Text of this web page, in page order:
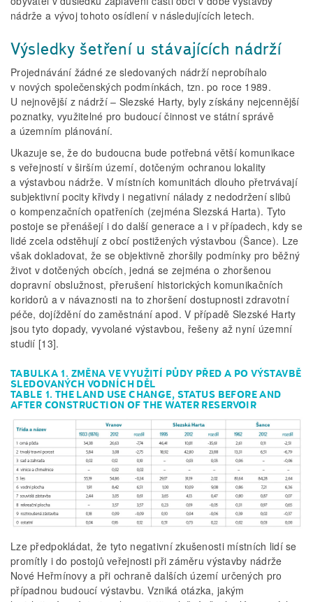
nádrže a vývoj tohoto osídlení v následujících letech.
Výsledky šetření u stávajících nádrží
Projednávání žádné ze sledovaných nádrží neprobíhalo
v nových společenských podmínkách, tzn. po roce 1989.
U nejnovější z nádrží – Slezské Harty, byly získány nejcennější
poznatky, využitelné pro budoucí činnost ve státní správě
a územním plánování.
Ukazuje se, že do budoucna bude potřebná větší komunikace
s veřejností v širším území, dotčeným ochranou lokality
a výstavbou nádrže. V místních komunitách dlouho přetrvávají
subjektivní pocity křivdy i negativní nálady z nedodržení slibů
o kompenzačních opatřeních (zejména Slezská Harta). Tyto
postoje se přenášejí i do další generace a i v případech, kdy se
lidé zcela odstěhují z obcí postižených výstavbou (Šance). Lze
však dokladovat, že se objektivně zhoršily podmínky pro běžný
život v dotčených obcích, jedná se zejména o zhoršenou
dopravní obslužnost, přerušení historických komunikačních
koridorů a v návaznosti na to zhoršení dostupnosti zdravotní
péče, dojíždění do zaměstnání apod. V případě Slezské Harty
jsou tyto dopady, vyvolané výstavbou, řešeny až nyní územní
studií [13].
TABULKA 1. ZMĚNA VE VYUŽITÍ PŮDY PŘED A PO VÝSTAVBĚ
SLEDOVANÝCH VODNÍCH DĚL
TABLE 1. THE LAND USE CHANGE, STATUS BEFORE AND
AFTER CONSTRUCTION OF THE WATER RESERVOIR
Lze předpokládat, že tyto negativní zkušenosti místních lidí se
promítly i do postojů veřejnosti při záměru výstavby nádrže
Nové Heřmínovy a při ochraně dalších území určených pro
případnou budoucí výstavbu. Vzniká otázka, jakým